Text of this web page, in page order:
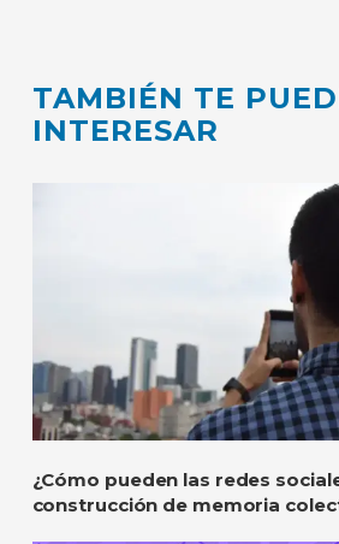
TAMBIÉN TE
INTERESAR
¿Cómo pueden las redes
construcción de memoria